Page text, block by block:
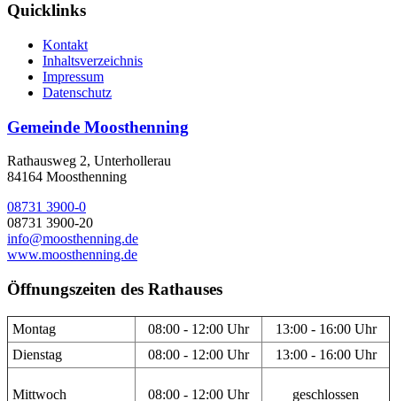
Quicklinks
Kontakt
Inhaltsverzeichnis
Impressum
Datenschutz
Gemeinde Moosthenning
Rathausweg 2, Unterhollerau
84164 Moosthenning
08731 3900-0
08731 3900-20
info@moosthenning.de
www.moosthenning.de
Öffnungszeiten des Rathauses
Montag 08:00 - 12:00 Uhr
13:00 - 16:00 Uhr
Dienstag
08:00 - 12:00 Uhr 13:00 - 16:00 Uhr
Mittwoch 08:00 - 12:00 Uhr geschlossen